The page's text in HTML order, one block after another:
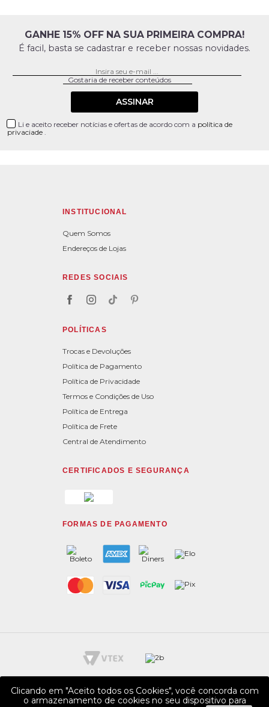
GANHE 15% OFF NA SUA PRIMEIRA COMPRA!
É facil, basta se cadastrar e receber nossas novidades.
ASSINAR
Li e aceito receber notícias e ofertas de acordo com a política de
privaciade
INSTITUCIONAL
Quem Somos
Endereços de Lojas
REDES SOCIAIS
POLÍTICAS
Trocas e Devoluções
Política de Pagamento
Política de Privacidade
Termos e Condições de Uso
Política de Entrega
Política de Frete
Central de Atendimento
CERTIFICADOS E SEGURANÇA
FORMAS DE PAGAMENTO
Clicando em "Aceito todos os Cookies", você concorda com
o armazenamento de cookies no seu dispositivo para